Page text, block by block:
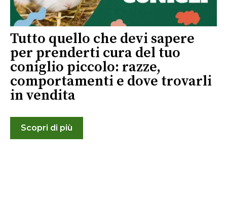
Tutto quello che devi sapere
per prenderti cura del tuo
coniglio piccolo: razze,
comportamenti e dove trovarli
in vendita
Scopri di più